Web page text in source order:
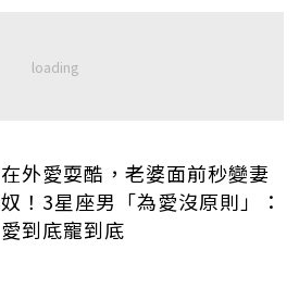
在外愛耍酷，老婆面前秒變妻
奴！3星座男「為愛沒原則」：
愛到底寵到底